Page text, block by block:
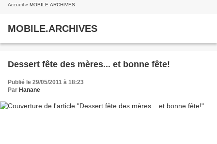
Accueil » MOBILE.ARCHIVES
MOBILE.ARCHIVES
Dessert fête des mères... et bonne fête!
Publié le 29/05/2011 à 18:23
Par Hanane